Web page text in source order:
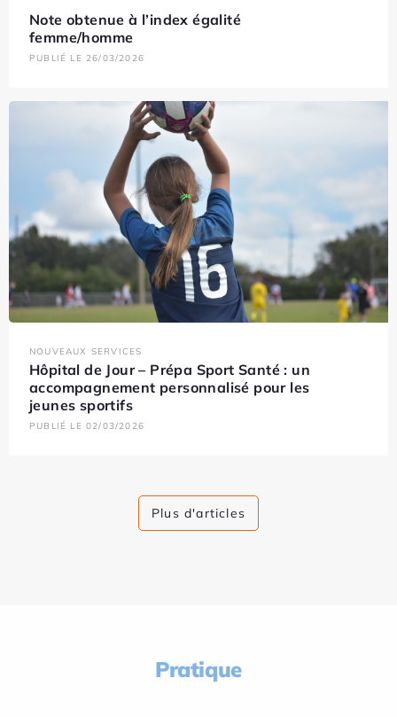
Note obtenue à l’index égalité
femme/homme
PUBLIÉ LE 26/03/2026
NOUVEAUX SERVICES
Hôpital de Jour – Prépa Sport Santé : un
accompagnement personnalisé pour les
jeunes sportifs
PUBLIÉ LE 02/03/2026
Plus d'articles
Pratique